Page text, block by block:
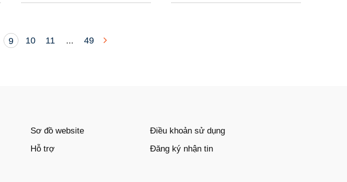
9 10 11 ... 49
Sơ đồ website
Điều khoản sử dụng
Hỗ trợ Đăng ký nhận tin